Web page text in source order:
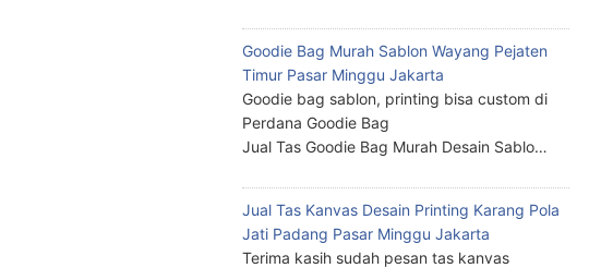
Goodie Bag Murah Sablon Wayang Pejaten
Timur Pasar Minggu Jakarta
Goodie bag sablon, printing bisa custom di
Perdana Goodie Bag
Jual Tas Goodie Bag Murah Desain Sablo…
Jual Tas Kanvas Desain Printing Karang Pola
Jati Padang Pasar Minggu Jakarta
Terima kasih sudah pesan tas kanvas